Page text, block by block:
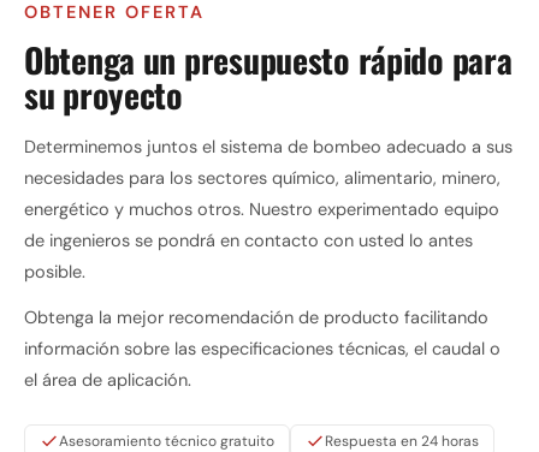
OBTENER OFERTA
Obtenga un presupuesto rápido para
su proyecto
Determinemos juntos el sistema de bombeo adecuado a sus
necesidades para los sectores químico, alimentario, minero,
energético y muchos otros. Nuestro experimentado equipo
de ingenieros se pondrá en contacto con usted lo antes
posible.
Obtenga la mejor recomendación de producto facilitando
información sobre las especificaciones técnicas, el caudal o
el área de aplicación.
Asesoramiento técnico gratuito
Respuesta en 24 horas